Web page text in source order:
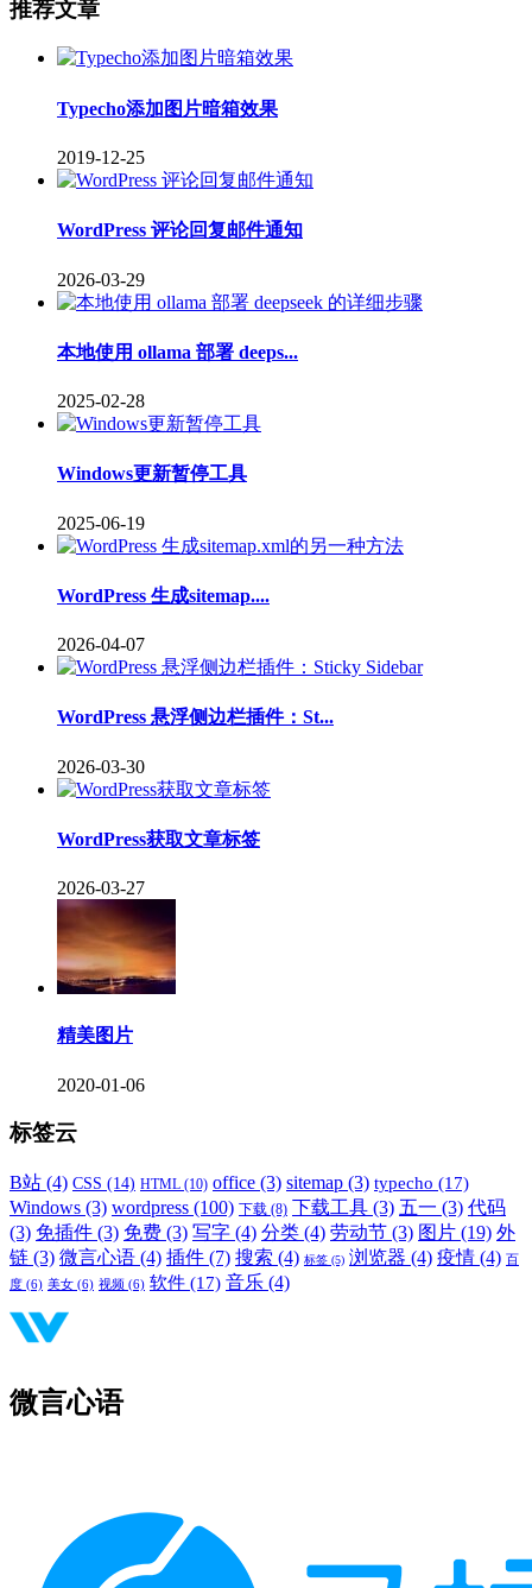
推荐文章
Typecho添加图片暗箱效果
2019-12-25
WordPress 评论回复邮件通知
2026-03-29
本地使用 ollama 部署 deeps...
2025-02-28
Windows更新暂停工具
2025-06-19
WordPress 生成sitemap....
2026-04-07
WordPress 悬浮侧边栏插件：St...
2026-03-30
WordPress获取文章标签
2026-03-27
精美图片
2020-01-06
标签云
B站 (4) CSS (14) HTML (10) office (3) sitemap (3) typecho (17)
Windows (3) wordpress (100) 下载 (8) 下载工具 (3) 五一 (3) 代码
(3) 免插件 (3) 免费 (3) 写字 (4) 分类 (4) 劳动节 (3) 图片 (19) 外
链 (3) 微言心语 (4) 插件 (7) 搜索 (4) 标签 (5) 浏览器 (4) 疫情 (4) 百
度 (6) 美女 (6) 视频 (6) 软件 (17) 音乐 (4)
微言心语